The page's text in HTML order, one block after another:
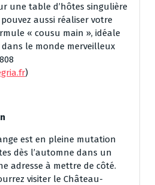
une table d’hôtes singulière
aussi réaliser votre
« cousu main », idéale
le monde merveilleux
)
est en pleine mutation
dès l’automne dans un
adresse à mettre de côté.
visiter le Château-